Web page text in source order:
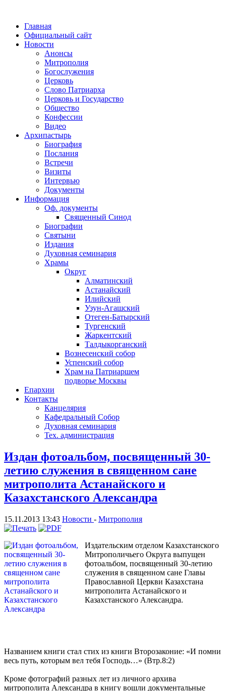
Главная
Официальный сайт
Новости
Анонсы
Митрополия
Богослужения
Церковь
Слово Патриарха
Церковь и Государство
Общество
Конфессии
Видео
Архипастырь
Биография
Послания
Встречи
Визиты
Интервью
Документы
Информация
Оф. документы
Священный Синод
Биографии
Святыни
Издания
Духовная семинария
Храмы
Округ
Алматинский
Астанайский
Илийский
Узун-Агашский
Отеген-Батырский
Тургенский
Жаркентский
Талдыкорганский
Вознесенский собор
Успенский собор
Храм на Патриаршем
подворье Москвы
Епархии
Контакты
Канцелярия
Кафедральный Собор
Духовная семинария
Тех. администрация
Издан фотоальбом, посвященный 30-
летию служения в священном сане
митрополита Астанайского и
Казахстанского Александра
15.11.2013 13:43 Новости - Митрополия
Издательским отделом Казахстанского
Митрополичьего Округа выпущен
фотоальбом, посвященный 30-летию
служения в священном сане Главы
Православной Церкви Казахстана
митрополита Астанайского и
Казахстанского Александра.
Названием книги стал стих из книги Второзаконие: «И помни
весь путь, которым вел тебя Господь…» (Втр.8:2)
Кроме фотографий разных лет из личного архива
митрополита Александра в книгу вошли документальные